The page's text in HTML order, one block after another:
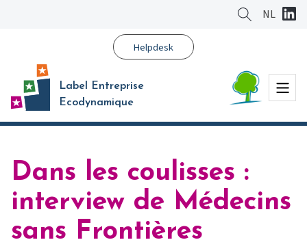
NL
Helpdesk
Label Entreprise
Ecodynamique
Menu
Dans les coulisses :
interview de Médecins
sans Frontières